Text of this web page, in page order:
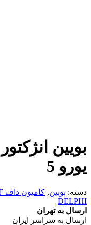
یورو 5
دسته: بوبین, کامیون داف DAF
DELPHI
ارسال به تهران
ارسال به سراسر ایران